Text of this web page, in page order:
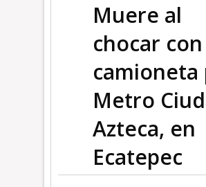
Muere al
chocar con
camioneta
Metro
Azteca, en
Ecatepec